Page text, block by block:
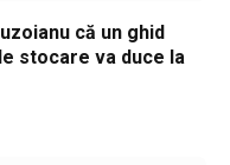
că un ghid
stocare va duce la